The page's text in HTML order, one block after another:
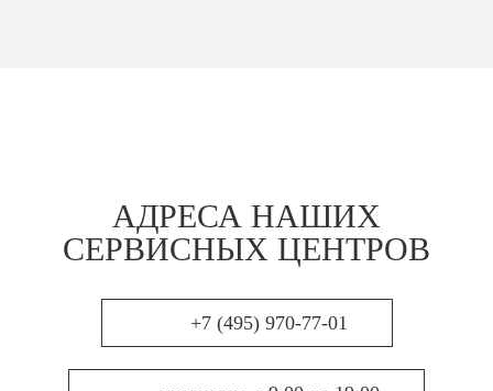
АДРЕСА НАШИХ
СЕРВИСНЫХ ЦЕНТРОВ
+7 (495) 970-77-01